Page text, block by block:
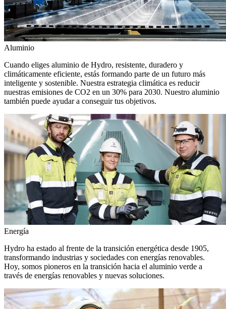
Aluminio
Cuando eliges aluminio de Hydro, resistente, duradero y
climáticamente eficiente, estás formando parte de un futuro más
inteligente y sostenible. Nuestra estrategia climática es reducir
nuestras emisiones de CO2 en un 30% para 2030. Nuestro aluminio
también puede ayudar a conseguir tus objetivos.
Energía
Hydro ha estado al frente de la transición energética desde 1905,
transformando industrias y sociedades con energías renovables.
Hoy, somos pioneros en la transición hacia el aluminio verde a
través de energías renovables y nuevas soluciones.